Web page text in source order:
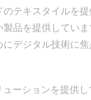
テキスタイルを
品を提供してい
デジタル技術に
ーションを提供